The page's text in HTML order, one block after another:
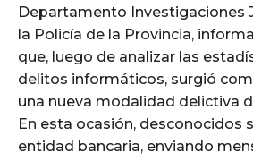
Departamento Investigaciones
la Policía de la Provincia,
que, luego de analizar las
delitos informáticos, surgió
una nueva modalidad delictiva
En esta ocasión, desconocidos
entidad bancaria, enviando